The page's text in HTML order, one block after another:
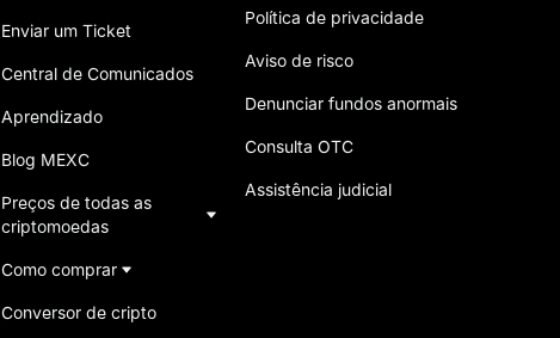
Enviar um Ticket
Central de Comunicados
Aprendizado
Blog MEXC
Preços de todas as
criptomoedas
Como comprar
Conversor de cripto
Política de privacidade
Aviso de risco
Denunciar fundos anormais
Consulta OTC
Assistência judicial